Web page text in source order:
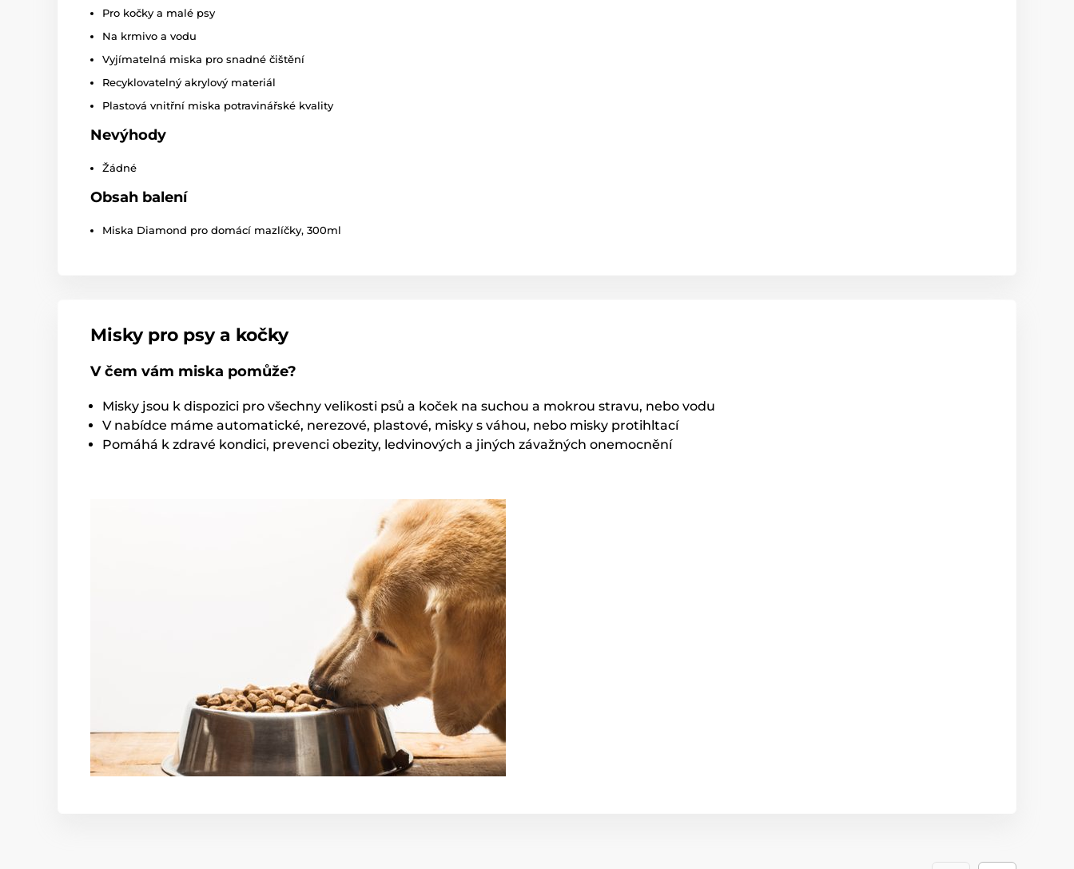
Pro kočky a malé psy
Na krmivo a vodu
Vyjímatelná miska pro snadné čištění
Recyklovatelný akrylový materiál
Plastová vnitřní miska potravinářské kvality
Nevýhody
Žádné
Obsah balení
Miska Diamond pro domácí mazlíčky, 300ml
Misky pro psy a kočky
V čem vám miska pomůže?
Misky jsou k dispozici pro všechny velikosti psů a koček na suchou a mokrou stravu, nebo vodu
V nabídce máme automatické, nerezové, plastové, misky s váhou, nebo misky protihltací
Pomáhá k zdravé kondici, prevenci obezity, ledvinových a jiných závažných onemocnění